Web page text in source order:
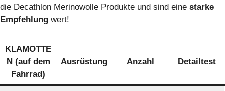
die Decathlon Merinowolle Produkte und sind eine starke
Empfehlung wert!
KLAMOTTE
N (auf dem
Fahrrad)
Ausrüstung Anzahl Detailtest